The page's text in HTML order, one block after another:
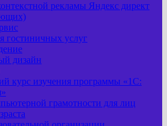
рекламы Яндекс директ
гостиничных услуг
дизайн
курс изучения программы «1С:
грамотности для лиц